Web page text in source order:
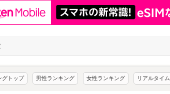
グトップ 男性ランキング 女性ランキング リアルタイム